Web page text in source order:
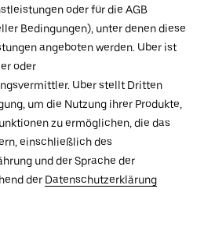
oder für die AGB
Bedingungen), unter denen diese
angeboten werden. Uber ist
oder
Uber stellt Dritten
um die Nutzung ihrer Produkte,
zu ermöglichen, die das
einschließlich des
und der Sprache der
der Datenschutzerklärung